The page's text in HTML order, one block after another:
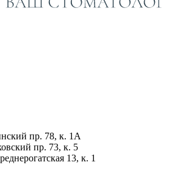
пр. 78, к. 1А
пр. 73, к. 5
13, к. 1